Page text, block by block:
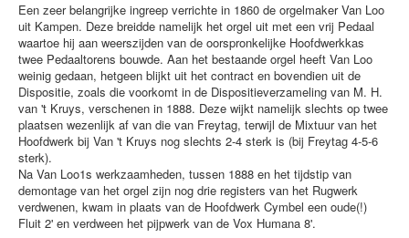
Een zeer belangrijke ingreep verrichte in 1860 de orgelmaker Van Loo
uit Kampen. Deze breidde namelijk het orgel uit met een vrij Pedaal
waartoe hij aan weerszijden van de oorspronkelijke Hoofdwerkkas
twee Pedaaltorens bouwde. Aan het bestaande orgel heeft Van Loo
weinig gedaan, hetgeen blijkt uit het contract en bovendien uit de
Dispositie, zoals die voorkomt in de Dispositieverzameling van M. H.
van 't Kruys, verschenen in 1888. Deze wijkt namelijk slechts op twee
plaatsen wezenlijk af van die van Freytag, terwijl de Mixtuur van het
Hoofdwerk bij Van 't Kruys nog slechts 2-4 sterk is (bij Freytag 4-5-6
sterk).
Na Van Loo1s werkzaamheden, tussen 1888 en het tijdstip van
demontage van het orgel zijn nog drie registers van het Rugwerk
verdwenen, kwam in plaats van de Hoofdwerk Cymbel een oude(!)
Fluit 2' en verdween het pijpwerk van de Vox Humana 8'.